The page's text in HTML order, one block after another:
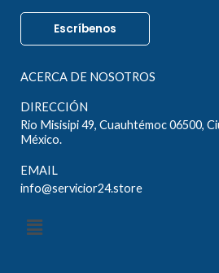
Escríbenos
ACERCA DE NOSOTROS
DIRECCIÓN
Rio Misisipi 49, Cuauhtémoc 06500,
México.
EMAIL
info@servicior24.store
Menú